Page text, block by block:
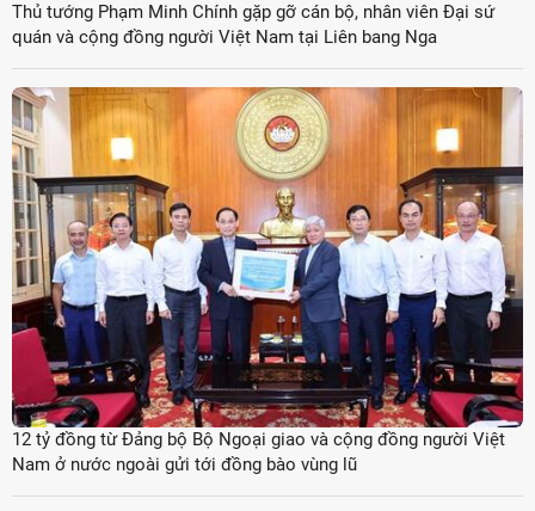
Thủ tướng Phạm Minh Chính gặp gỡ cán bộ, nhân viên Đại sứ
quán và cộng đồng người Việt Nam tại Liên bang Nga
12 tỷ đồng từ Đảng bộ Bộ Ngoại giao và cộng đồng người Việt
Nam ở nước ngoài gửi tới đồng bào vùng lũ